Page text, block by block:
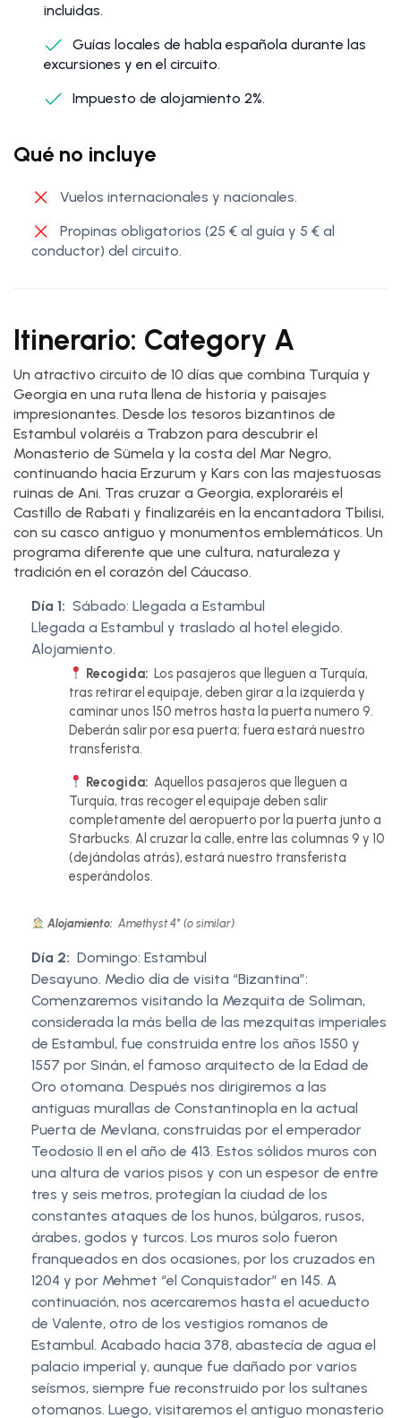
incluidas.
Guías locales de habla española durante las
excursiones y en el circuito.
Impuesto de alojamiento 2%.
Qué no incluye
Vuelos internacionales y nacionales.
Propinas obligatorios (25 € al guía y 5 € al
conductor) del circuito.
Itinerario: Category A
Un atractivo circuito de 10 días que combina Turquía y
Georgia en una ruta llena de historia y paisajes
impresionantes. Desde los tesoros bizantinos de
Estambul volaréis a Trabzon para descubrir el
Monasterio de Sümela y la costa del Mar Negro,
continuando hacia Erzurum y Kars con las majestuosas
ruinas de Ani. Tras cruzar a Georgia, exploraréis el
Castillo de Rabati y finalizaréis en la encantadora Tbilisi,
con su casco antiguo y monumentos emblemáticos. Un
programa diferente que une cultura, naturaleza y
tradición en el corazón del Cáucaso.
Día 1: Sábado: Llegada a Estambul
Llegada a Estambul y traslado al hotel elegido.
Alojamiento.
Recogida: Los pasajeros que lleguen a Turquía,
tras retirar el equipaje, deben girar a la izquierda y
caminar unos 150 metros hasta la puerta numero 9.
Deberán salir por esa puerta; fuera estará nuestro
transferista.
Recogida: Aquellos pasajeros que lleguen a
Turquía, tras recoger el equipaje deben salir
completamente del aeropuerto por la puerta junto a
Starbucks. Al cruzar la calle, entre las columnas 9 y 10
(dejándolas atrás), estará nuestro transferista
esperándolos.
Alojamiento: Amethyst 4* (o similar)
Día 2: Domingo: Estambul
Desayuno. Medio día de visita “Bizantina”:
Comenzaremos visitando la Mezquita de Soliman,
considerada la más bella de las mezquitas imperiales
de Estambul, fue construida entre los años 1550 y
1557 por Sinán, el famoso arquitecto de la Edad de
Oro otomana. Después nos dirigiremos a las
antiguas murallas de Constantinopla en la actual
Puerta de Mevlana, construidas por el emperador
Teodosio II en el año de 413. Estos sólidos muros con
una altura de varios pisos y con un espesor de entre
tres y seis metros, protegían la ciudad de los
constantes ataques de los hunos, búlgaros, rusos,
árabes, godos y turcos. Los muros solo fueron
franqueados en dos ocasiones, por los cruzados en
1204 y por Mehmet “el Conquistador” en 145. A
continuación, nos acercaremos hasta el acueducto
de Valente, otro de los vestigios romanos de
Estambul. Acabado hacia 378, abastecía de agua el
palacio imperial y, aunque fue dañado por varios
seísmos, siempre fue reconstruido por los sultanes
otomanos. Luego, visitaremos el antiguo monasterio